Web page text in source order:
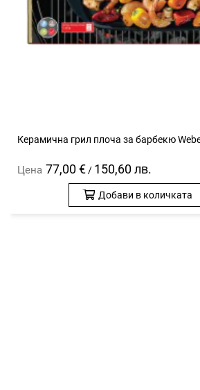
Керамична грил плоча за барбекю
Цена 77,00 € / 150,60 лв.
Добави в количката